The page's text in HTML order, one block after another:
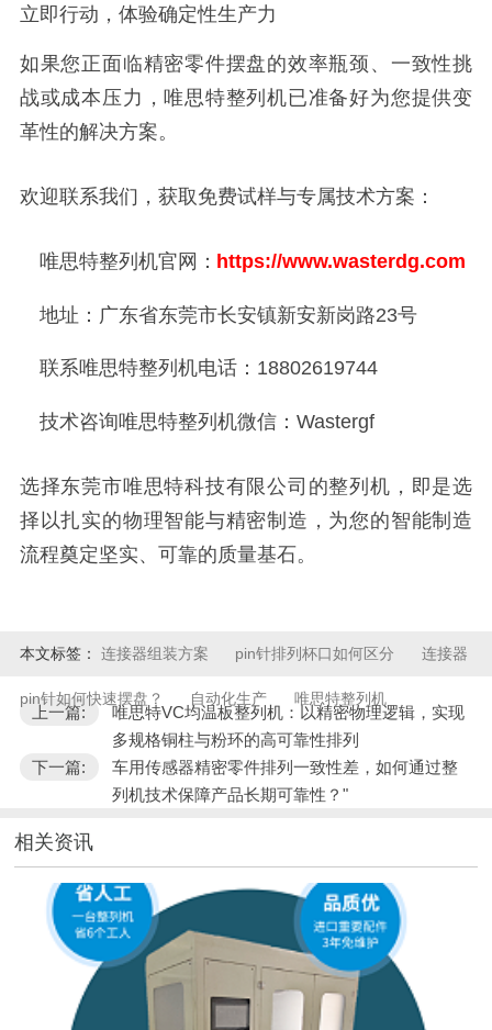
立即行动，体验确定性生产力
如果您正面临精密零件摆盘的效率瓶颈、一致性挑
战或成本压力，唯思特整列机已准备好为您提供变
革性的解决方案。
欢迎联系我们，获取免费试样与专属技术方案：
唯思特整列机官网： https://www.wasterdg.com
地址：广东省东莞市长安镇新安新岗路23号
联系唯思特整列机电话：18802619744
技术咨询唯思特整列机微信：Wastergf
选择东莞市唯思特科技有限公司的整列机，即是选
择以扎实的物理智能与精密制造，为您的智能制造
流程奠定坚实、可靠的质量基石。
本文标签： 连接器组装方案 pin针排列杯口如何区分 连接器
pin针如何快速摆盘？ 自动化生产 唯思特整列机
上一篇:
唯思特VC均温板整列机：以精密物理逻辑，实现
多规格铜柱与粉环的高可靠性排列
下一篇:
车用传感器精密零件排列一致性差，如何通过整
列机技术保障产品长期可靠性？"
相关资讯